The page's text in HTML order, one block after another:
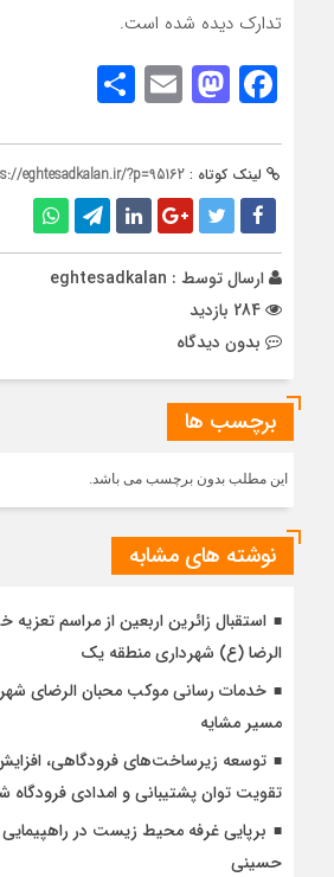
تدارک دیده شده است.
Facebook
Mastodon
Email
لینک کوتاه : eghtesadkalan.ir/?p=95162
ارسال توسط : eghtesadkalan
بدون دیدگاه
برچسب ها
این مطلب بدون برچسب می باشد.
نوشته های مشابه
استقبال زائرین اربعین از مراسم
الرضا (ع) شهرداری منطقه یک
مسیر مشایه
توسعه زیرساخت‌های فرودگاهی،
تقویت توان پشتیبانی و امدادی فرودگاه
برپایی غرفه محیط زیست در راهپیمایی
حسینی